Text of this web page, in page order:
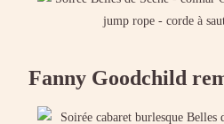
Fanny Goodchild